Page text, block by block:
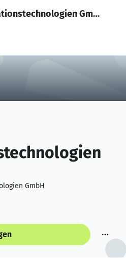
Anmelden
Job posten
PLENIUM Informationstechnologien GmbH
GmbH